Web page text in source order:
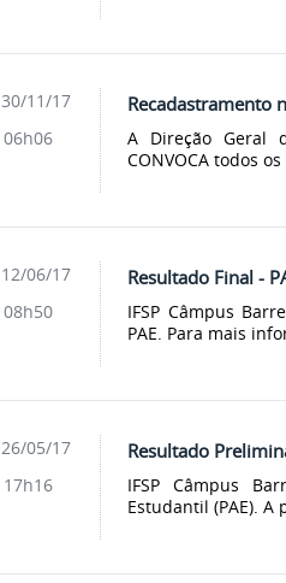
Recadastramento
A Direção Geral
CONVOCA todos
30/11/17
06h06
Resultado Final -
IFSP Câmpus
PAE. Para mais
12/06/17
08h50
Resultado
IFSP Câmpus
Estudantil (PAE).
26/05/17
17h16